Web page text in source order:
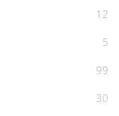
12
5
99
30